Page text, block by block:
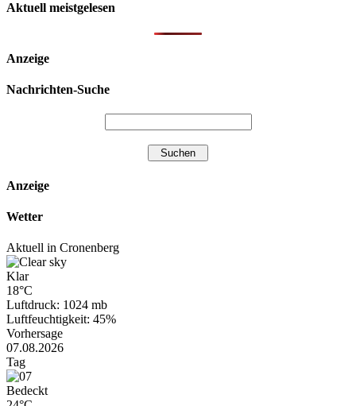
Aktuell meistgelesen
Anzeige
Nachrichten-Suche
Anzeige
Wetter
Aktuell in Cronenberg
Klar
18°C
Luftdruck: 1024 mb
Luftfeuchtigkeit: 45%
Vorhersage
07.08.2026
Tag
Bedeckt